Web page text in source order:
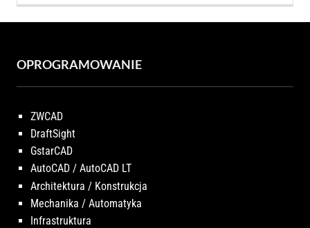
OPROGRAMOWANIE
ZWCAD
DraftSight
GstarCAD
AutoCAD / AutoCAD LT
Architektura / Konstrukcja
Mechanika / Automatyka
Infrastruktura